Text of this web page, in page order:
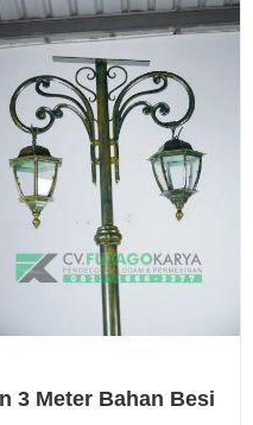
3 Meter Bahan Besi